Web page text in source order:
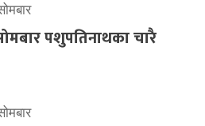
पशुपतिनाथका चारै